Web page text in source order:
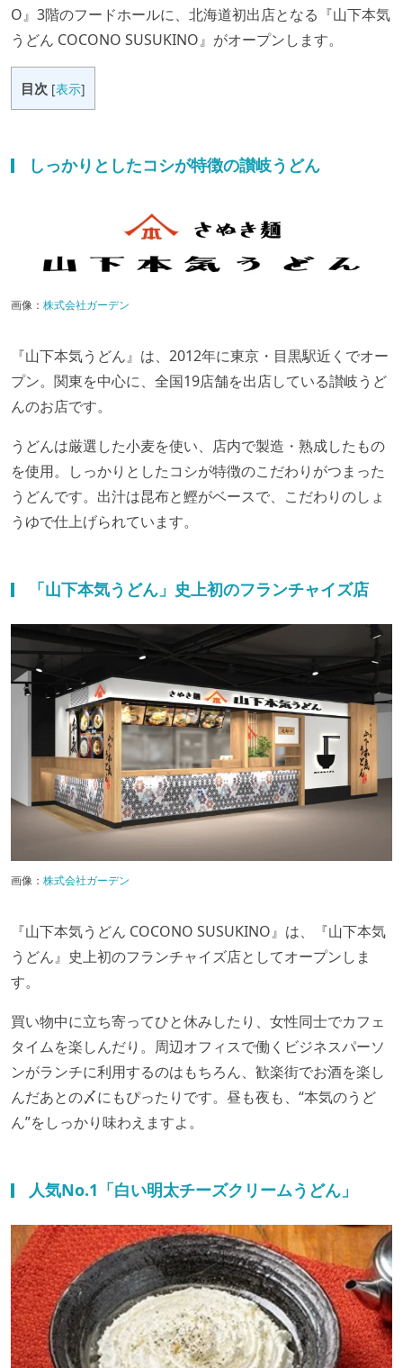
O』3階のフードホールに、北海道初出店となる『山下本気
うどん COCONO SUSUKINO』がオープンします。
目次 [表示]
しっかりとしたコシが特徴の讃岐うどん
画像： 株式会社ガーデン
『山下本気うどん』は、2012年に東京・目黒駅近くでオー
プン。関東を中心に、全国19店舗を出店している讃岐うど
んのお店です。
うどんは厳選した小麦を使い、店内で製造・熟成したもの
を使用。しっかりとしたコシが特徴のこだわりがつまった
うどんです。出汁は昆布と鰹がベースで、こだわりのしょ
うゆで仕上げられています。
「山下本気うどん」史上初のフランチャイズ店
画像： 株式会社ガーデン
『山下本気うどん COCONO SUSUKINO』は、『山下本気
うどん』史上初のフランチャイズ店としてオープンしま
す。
買い物中に立ち寄ってひと休みしたり、女性同士でカフェ
タイムを楽しんだり。周辺オフィスで働くビジネスパーソ
ンがランチに利用するのはもちろん、歓楽街でお酒を楽し
んだあとの〆にもぴったりです。昼も夜も、“本気のうど
ん”をしっかり味わえますよ。
人気No.1「白い明太チーズクリームうどん」